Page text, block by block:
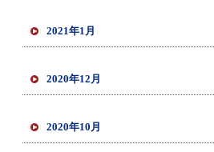
2021年1月
2020年12月
2020年10月